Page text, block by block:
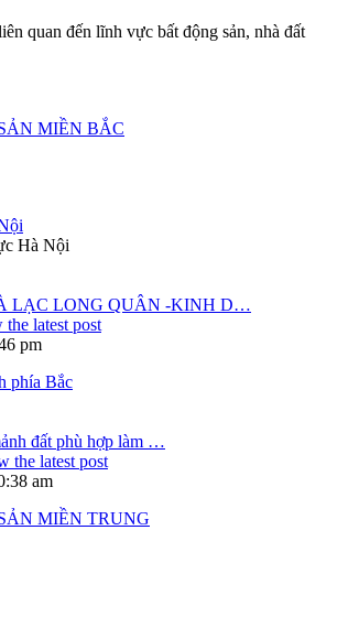
quan đến lĩnh vực bất động sản, nhà đất
MIỀN BẮC
Hà Nội
LẠC LONG QUÂN -KINH D…
the latest post
pm
phía Bắc
đất phù hợp làm …
the latest post
am
MIỀN TRUNG